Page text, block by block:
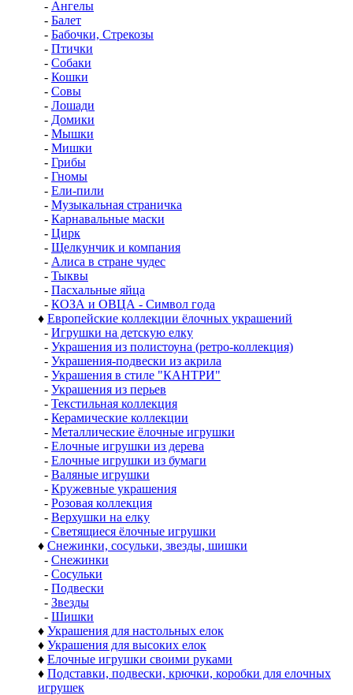
- Ангелы
- Балет
- Бабочки, Стрекозы
- Птички
- Собаки
- Кошки
- Совы
- Лошади
- Домики
- Мышки
- Мишки
- Грибы
- Гномы
- Ели-пили
- Музыкальная страничка
- Карнавальные маски
- Цирк
- Щелкунчик и компания
- Алиса в стране чудес
- Тыквы
- Пасхальные яйца
- КОЗА и ОВЦА - Символ года
♦ Европейские коллекции ёлочных украшений
- Игрушки на детскую елку
- Украшения из полистоуна (ретро-коллекция)
- Украшения-подвески из акрила
- Украшения в стиле "КАНТРИ"
- Украшения из перьев
- Текстильная коллекция
- Керамические коллекции
- Металлические ёлочные игрушки
- Елочные игрушки из дерева
- Елочные игрушки из бумаги
- Валяные игрушки
- Кружевные украшения
- Розовая коллекция
- Верхушки на елку
- Светящиеся ёлочные игрушки
♦ Снежинки, сосульки, звезды, шишки
- Снежинки
- Сосульки
- Подвески
- Звезды
- Шишки
♦ Украшения для настольных елок
♦ Украшения для высоких елок
♦ Елочные игрушки своими руками
♦ Подставки, подвески, крючки, коробки для елочных
игрушек